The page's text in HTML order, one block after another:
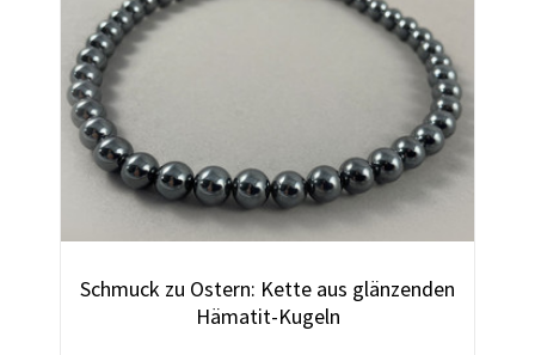
Schmuck zu Ostern: Kette aus glänzenden
Hämatit-Kugeln